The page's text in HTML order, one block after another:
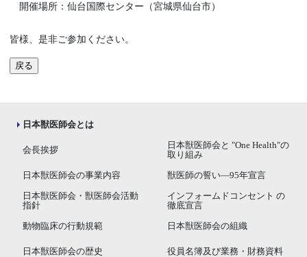
開催場所：仙台国際センター（宮城県仙台市）
皆様、是非ご参加ください。
戻る
日本獣医師会とは
会長挨拶
日本獣医師会と "One Health"の
取り組み
日本獣医師会の事業内容 獣医師の誓い―95年宣言
日本獣医師会・獣医師会活動
指針
インフォームドコンセント の
徹底宣言
動物臨床の行動規範 日本獣医師会の組織
日本獣医師会の歴史 役員名簿及び業務・財務資料